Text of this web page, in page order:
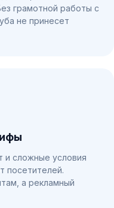
грамотной работы с
не принесет
и сложные условия
посетителей.
а рекламный